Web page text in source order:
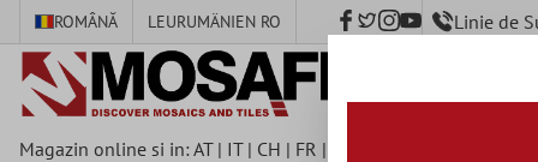
springen
ROMÂNĂ LEURUMÄNIEN RO Linie de
Magazin online si in:AT| IT| CH | FR |